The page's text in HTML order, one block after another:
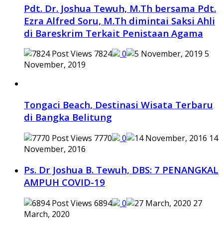
Pdt. Dr. Joshua Tewuh, M.Th bersama Pdt.
Ezra Alfred Soru, M.Th dimintai Saksi Ahli
di Bareskrim Terkait Penistaan Agama
7824 0
5
November, 2019
Tongaci Beach, Destinasi Wisata Terbaru
di Bangka Belitung
7770 0
14
November, 2016
Ps. Dr Joshua B. Tewuh, DBS: 7 PENANGKAL
AMPUH COVID-19
6894 0
27
March, 2020